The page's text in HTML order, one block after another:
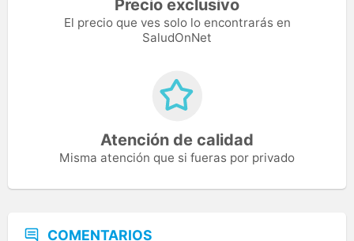
Precio exclusivo
El precio que ves solo lo encontrarás en
SaludOnNet
Atención de calidad
Misma atención que si fueras por privado
COMENTARIOS